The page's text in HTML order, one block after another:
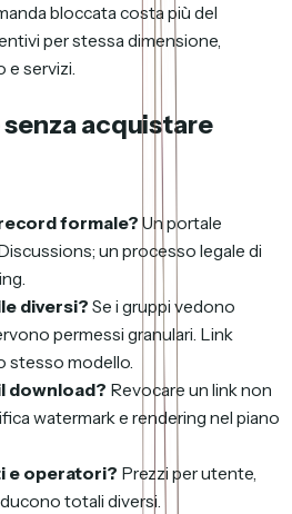
bloccata costa più del
per stessa dimensione,
servizi.
acquistare
formale? Un portale
un processo legale di
diversi? Se i gruppi vedono
permessi granulari. Link
stesso modello.
download? Revocare un link non
watermark e rendering nel piano
e operatori? Prezzi per utente,
totali diversi.